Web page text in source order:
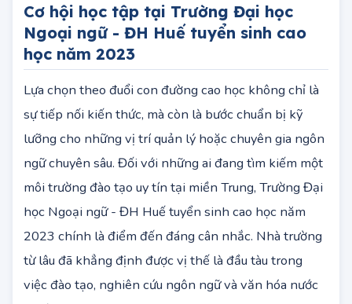
Cơ hội học tập tại Trường Đại học
Ngoại ngữ - ĐH Huế tuyển sinh cao
học năm 2023
Lựa chọn theo đuổi con đường cao học không chỉ là
sự tiếp nối kiến thức, mà còn là bước chuẩn bị kỹ
lưỡng cho những vị trí quản lý hoặc chuyên gia ngôn
ngữ chuyên sâu. Đối với những ai đang tìm kiếm một
môi trường đào tạo uy tín tại miền Trung, Trường Đại
học Ngoại ngữ - ĐH Huế tuyển sinh cao học năm
2023 chính là điểm đến đáng cân nhắc. Nhà trường
từ lâu đã khẳng định được vị thế là đầu tàu trong